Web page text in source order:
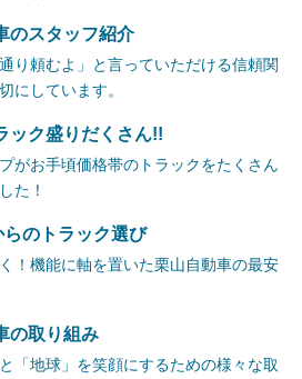
のスタッフ紹介
通り頼むよ」と言っていただける信頼関
にしています。
ック盛りだくさん!!
がお手頃価格帯のトラックをたくさん
た！
らのトラック選び
！機能に軸を置いた栗山自動車の最安
の取り組み
と「地球」を笑顔にするための様々な取